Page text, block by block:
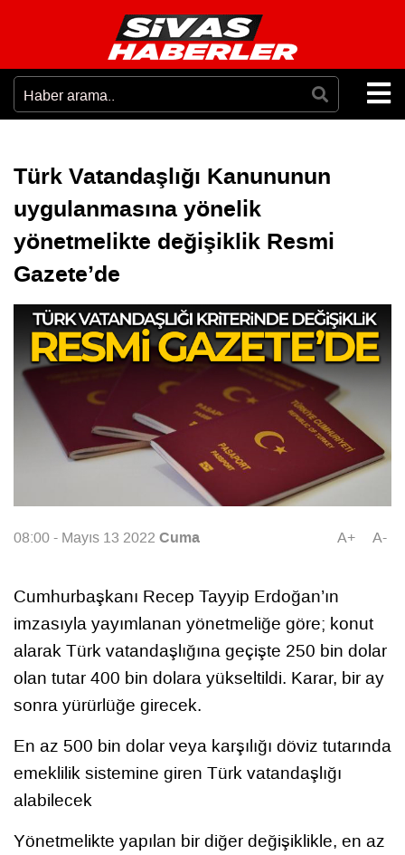
Türk Vatandaşlığı Kanununun
uygulanmasına yönelik
yönetmelikte değişiklik Resmi
Gazete’de
08:00 - Mayıs 13 2022 Cuma A+ A-
Cumhurbaşkanı Recep Tayyip Erdoğan’ın
imzasıyla yayımlanan yönetmeliğe göre; konut
alarak Türk vatandaşlığına geçişte 250 bin dolar
olan tutar 400 bin dolara yükseltildi. Karar, bir ay
sonra yürürlüğe girecek.
En az 500 bin dolar veya karşılığı döviz tutarında
emeklilik sistemine giren Türk vatandaşlığı
alabilecek
Yönetmelikte yapılan bir diğer değişiklikle, en az